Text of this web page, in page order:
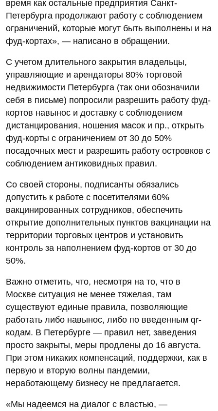
время как остальные предприятия Санкт-
Петербурга продолжают работу с соблюдением
ограничений, которые могут быть выполнены и на
фуд-кортах», — написано в обращении.
С учетом длительного закрытия владельцы,
управляющие и арендаторы 80% торговой
недвижимости Петербурга (так они обозначили
себя в письме) попросили разрешить работу фуд-
кортов навынос и доставку с соблюдением
дистанцирования, ношения масок и пр., открыть
фуд-корты с ограничением от 30 до 50%
посадочных мест и разрешить работу островков с
соблюдением антиковидных правил.
Со своей стороны, подписанты обязались
допустить к работе с посетителями 60%
вакцинированных сотрудников, обеспечить
открытие дополнительных пунктов вакцинации на
территории торговых центров и установить
контроль за наполнением фуд-кортов от 30 до
50%.
Важно отметить, что, несмотря на то, что в
Москве ситуация не менее тяжелая, там
существуют единые правила, позволяющие
работать либо навынос, либо по введенным qr-
кодам. В Петербурге — правил нет, заведения
просто закрыты, меры продлены до 16 августа.
При этом никаких компенсаций, поддержки, как в
первую и вторую волны пандемии,
неработающему бизнесу не предлагается.
«Мы надеемся на диалог с властью, —